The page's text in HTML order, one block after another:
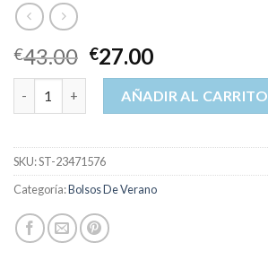
€43.00 €27.00
bolsos de verano cantidadAÑADIR AL CARRITO
SKU:ST-23471576
Categoría:Bolsos De Verano